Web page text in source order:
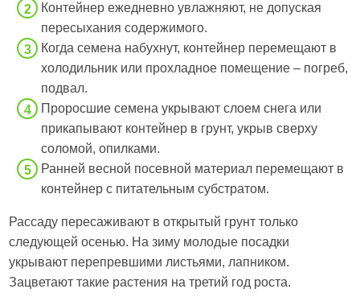
Контейнер ежедневно увлажняют, не допуская
пересыхания содержимого.
Когда семена набухнут, контейнер перемещают в
холодильник или прохладное помещение – погреб,
подвал.
Проросшие семена укрывают слоем снега или
прикапывают контейнер в грунт, укрыв сверху
соломой, опилками.
Ранней весной посевной материал перемещают в
контейнер с питательным субстратом.
Рассаду пересаживают в открытый грунт только
следующей осенью. На зиму молодые посадки
укрывают перепревшими листьями, лапником.
Зацветают такие растения на третий год роста.